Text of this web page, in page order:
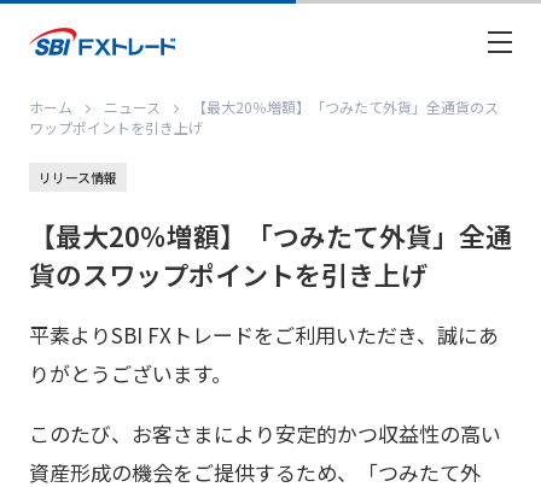
ホーム ニュース
【最大20％増額】「つみたて外貨」全通貨のス
ワップポイントを引き上げ
リリース情報
【最大20％増額】「つみたて外貨」全通
貨のスワップポイントを引き上げ
平素よりSBI FXトレードをご利用いただき、誠にあ
りがとうございます。
このたび、お客さまにより安定的かつ収益性の高い
資産形成の機会をご提供するため、「つみたて外